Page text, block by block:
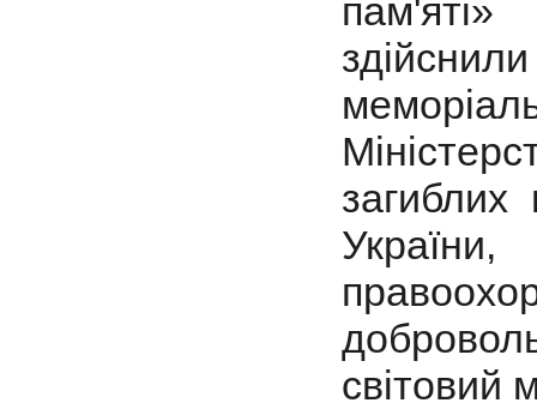
загиблих
України,
світовий